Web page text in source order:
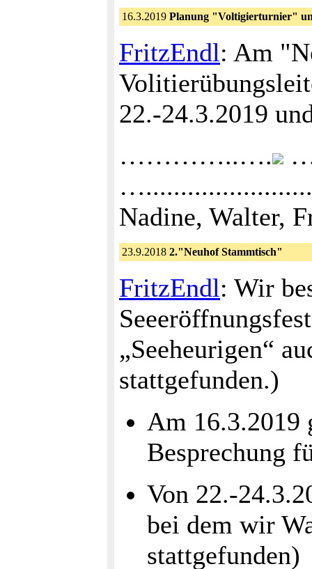
16.3.2019 Planung "Voltigierturnier"
FritzEndl: Am
22.-24.3.2019
…………..….
Nadine, Walter,
23.9.2018 2."Neuhof Stammtisch"
FritzEndl: Wir
„Seeheurigen“
stattgefunden.)
Am 16.3.2019
Besprechung
Von 22.-
bei dem wir
stattgefunden)